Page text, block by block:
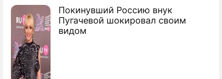
Покинувший Россию внук
Пугачевой шокировал своим
видом